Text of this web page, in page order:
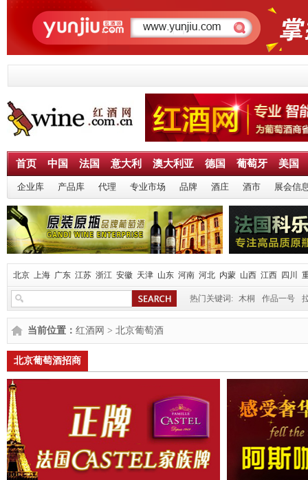
首页 中国 法国 意大利 澳大利亚 德国 葡萄牙 美国
企业库 产品库 代理 专业市场 品牌 酒庄 酒市 展会信
北京 上海 广东 江苏 浙江 安徽 天津 山东 河南 河北 内蒙 山西 江西 四川
热门关键词: 木桐 作品一号
当前位置： 红酒网 > 北京葡萄酒
北京葡萄酒招商